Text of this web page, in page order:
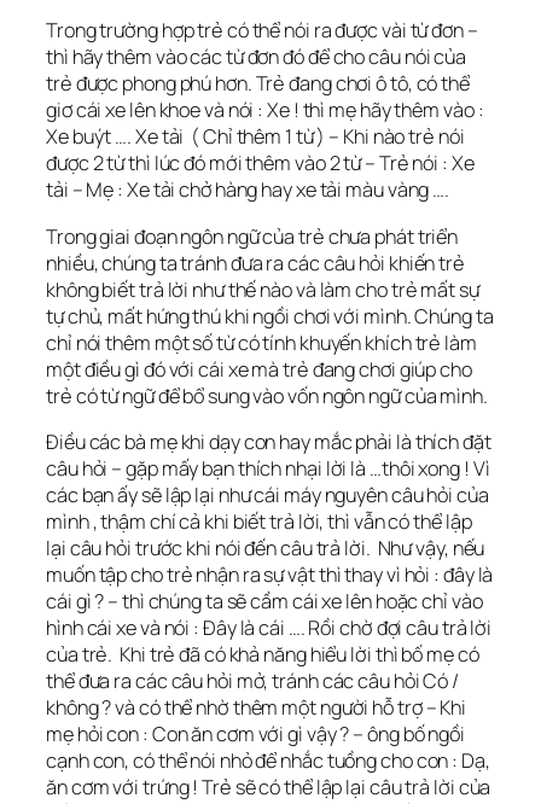
Trong trường hợp trẻ có thể nói ra được vài từ đơn –
thì hãy thêm vào các từ đơn đó để cho câu nói của
trẻ được phong phú hơn. Trẻ đang chơi ô tô, có thể
giơ cái xe lên khoe và nói : Xe ! thì mẹ hãy thêm vào :
Xe buýt …. Xe tải ( Chỉ thêm 1 từ ) – Khi nào trẻ nói
được 2 từ thì lúc đó mới thêm vào 2 từ – Trẻ nói : Xe
tải – Mẹ : Xe tải chở hàng hay xe tải màu vàng ….
Trong giai đoạn ngôn ngữ của trẻ chưa phát triển
nhiều, chúng ta tránh đưa ra các câu hỏi khiến trẻ
không biết trả lời như thế nào và làm cho trẻ mất sự
tự chủ, mất hứng thú khi ngồi chơi với mình. Chúng ta
chỉ nói thêm một số từ có tính khuyến khích trẻ làm
một điều gì đó với cái xe mà trẻ đang chơi giúp cho
trẻ có từ ngữ để bổ sung vào vốn ngôn ngữ của mình.
Điều các bà mẹ khi dạy con hay mắc phải là thích đặt
câu hỏi – gặp mấy bạn thích nhại lời là …thôi xong ! Vì
các bạn ấy sẽ lập lại như cái máy nguyên câu hỏi của
mình , thậm chí cả khi biết trả lời, thì vẫn có thể lập
lại câu hỏi trước khi nói đến câu trả lời. Như vậy, nếu
muốn tập cho trẻ nhận ra sự vật thì thay vì hỏi : đây là
cái gì ? – thì chúng ta sẽ cầm cái xe lên hoặc chỉ vào
hình cái xe và nói : Đây là cái …. Rồi chờ đợi câu trả lời
của trẻ. Khi trẻ đã có khả năng hiểu lời thì bố mẹ có
thể đưa ra các câu hỏi mở, tránh các câu hỏi Có /
không ? và có thể nhờ thêm một người hỗ trợ – Khi
mẹ hỏi con : Con ăn cơm với gì vậy ? – ông bố ngồi
cạnh con, có thể nói nhỏ để nhắc tuồng cho con : Dạ,
ăn cơm với trứng ! Trẻ sẽ có thể lập lại câu trả lời của